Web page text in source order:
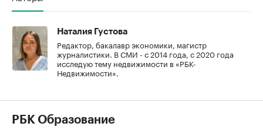
Наталия Густова
Редактор, бакалавр экономики, магистр
журналистики. В СМИ - с 2014 года, с 2020 года
исследую тему недвижимости в «РБК-
Недвижимости».
РБК Образование